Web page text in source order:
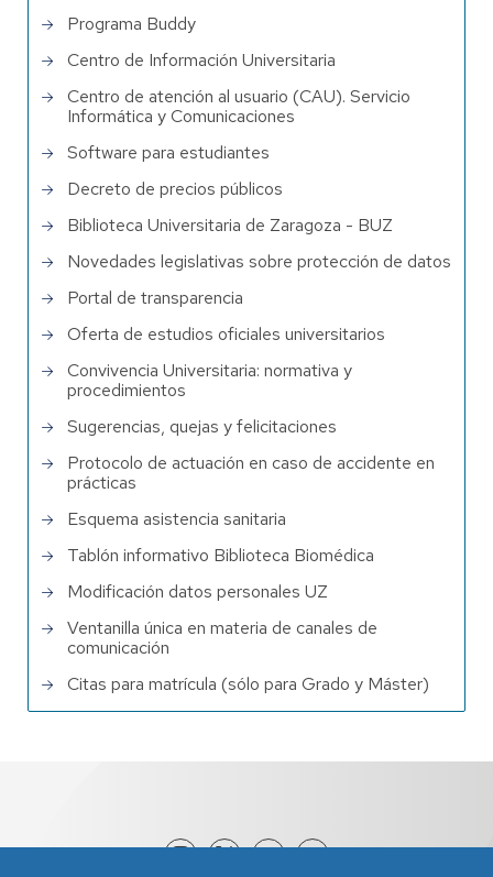
Programa Buddy
Centro de Información Universitaria
Centro de atención al usuario (CAU). Servicio
Informática y Comunicaciones
Software para estudiantes
Decreto de precios públicos
Biblioteca Universitaria de Zaragoza - BUZ
Novedades legislativas sobre protección de datos
Portal de transparencia
Oferta de estudios oficiales universitarios
Convivencia Universitaria: normativa y
procedimientos
Sugerencias, quejas y felicitaciones
Protocolo de actuación en caso de accidente en
prácticas
Esquema asistencia sanitaria
Tablón informativo Biblioteca Biomédica
Modificación datos personales UZ
Ventanilla única en materia de canales de
comunicación
Citas para matrícula (sólo para Grado y Máster)